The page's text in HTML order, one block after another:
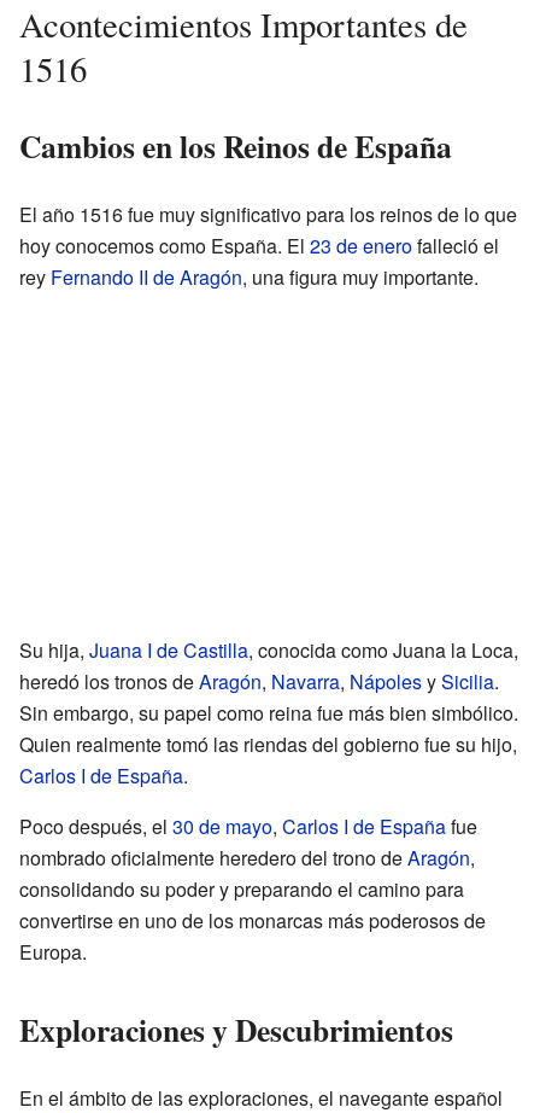
Acontecimientos Importantes de
1516
Cambios en los Reinos de España
El año 1516 fue muy significativo para los reinos de lo que
hoy conocemos como España. El 23 de enerofalleció el
rey Fernando II de Aragón, una figura muy importante.
Su hija, Juana I de Castilla, conocida como Juana la Loca,
heredó los tronos deAragón, Navarra, NápolesySicilia.
Sin embargo, su papel como reina fue más bien simbólico.
Quien realmente tomó las riendas del gobierno fue su hijo,
Carlos I de España.
Poco después, el 30 de mayo, Carlos I de Españafue
nombrado oficialmente heredero del trono deAragón,
consolidando su poder y preparando el camino para
convertirse en uno de los monarcas más poderosos de
Europa.
Exploraciones y Descubrimientos
En el ámbito de las exploraciones, el navegante español